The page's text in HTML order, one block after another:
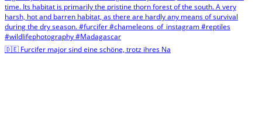
🇩🇪 Furcifer major sind eine schöne, trotz ihres Na